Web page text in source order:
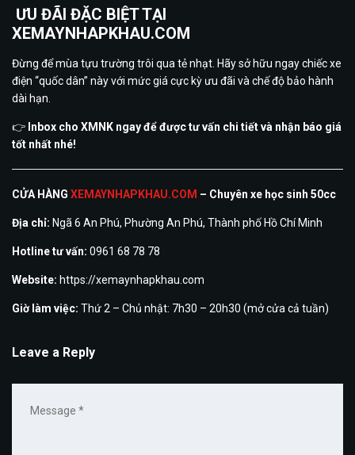
ƯU ĐÃI ĐẶC BIỆT TẠI
XEMAYNHAPKHAU.COM
Đừng để mùa tựu trường trôi qua tẻ nhạt. Hãy sở hữu ngay chiếc xe
điện “quốc dân” này với mức giá cực kỳ ưu đãi và chế độ bảo hành
dài hạn.
👉 Inbox cho XMNK ngay để được tư vấn chi tiết và nhận báo giá
tốt nhất nhé!
CỬA HÀNG XEMAYNHAPKHAU.COM – Chuyên xe học sinh 50cc
Địa chỉ: Ngã 6 An Phú, Phường An Phú, Thành phố Hồ Chí Minh
Hotline tư vấn: 0961 68 78 78
Website: https://xemaynhapkhau.com
Giờ làm việc: Thứ 2 – Chủ nhật: 7h30 – 20h30 (mở cửa cả tuần)
Leave a Reply